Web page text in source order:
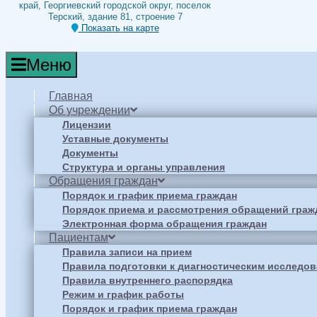
край, Георгиевский городской округ, поселок
Терский, здание 81, строение 7
Показать на карте
Меню
Главная
Об учреждении
Лицензии
Уставные документы
Документы
Структура и органы управления
Обращения граждан
Порядок и график приема граждан
Порядок приема и рассмотрения обращений
Электронная форма обращения граждан
Пациентам
Правила записи на прием
Правила подготовки к диагностическим
Правила внутреннего распорядка
Режим и график работы
Порядок и график приема граждан